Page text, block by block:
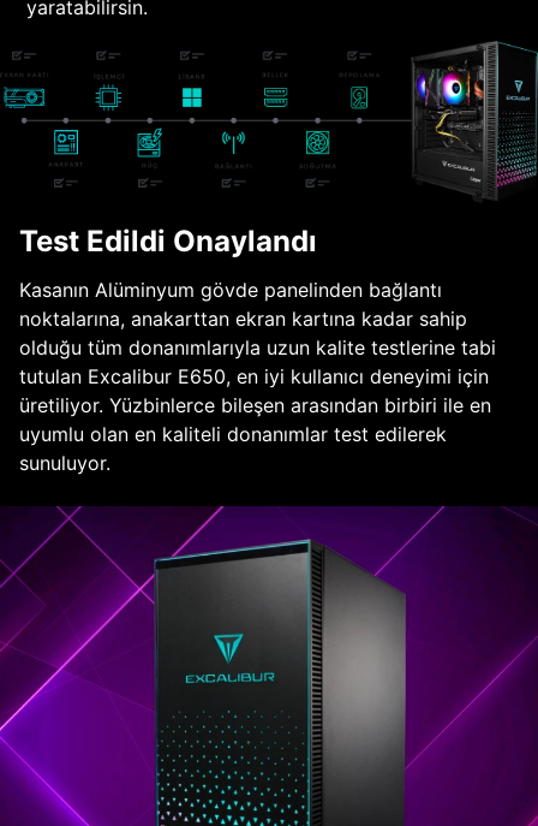
yaratabilirsin.
Test Edildi Onaylandı
Kasanın Alüminyum gövde panelinden bağlantı
noktalarına, anakarttan ekran kartına kadar sahip
olduğu tüm donanımlarıyla uzun kalite testlerine tabi
tutulan Excalibur E650, en iyi kullanıcı deneyimi için
üretiliyor. Yüzbinlerce bileşen arasından birbiri ile en
uyumlu olan en kaliteli donanımlar test edilerek
sunuluyor.